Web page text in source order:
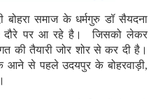
समाज के धर्मगुरु डॉ सैयदना
दौरे पर आ रहे है। जिसको लेकर
की तैयारी जोर शोर से कर दी है।
आने से पहले उदयपुर के बोहरवाड़ी,